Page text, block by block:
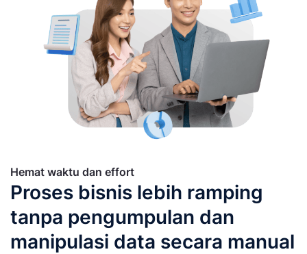
Hemat waktu dan effort
Proses bisnis lebih ramping
tanpa pengumpulan dan
manipulasi data secara manual